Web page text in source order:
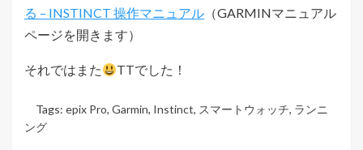
る – INSTINCT 操作マニュアル （GARMINマニュアル
ページを開きます）
それではまた TTでした！
Tags: epix Pro, Garmin, Instinct, スマートウォッチ, ランニ
ング